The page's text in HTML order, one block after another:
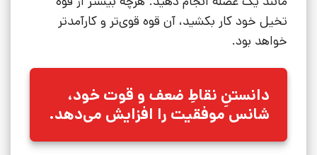
تخیل خود کار بکشید، آن قوه قوی‌تر و کارآمدتر
خواهد بود.
دانستنِ نقاطِ ضعف و قوت خود،
شانس موفقیت را افزایش می‌دهد.